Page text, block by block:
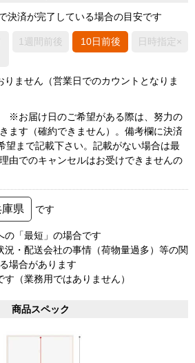
決済が完了している場合の目安です
1週間前後 10日前後 日時指定×
ません（営業日でのカウントとなりま
※お届け日のご希望がある際は、努力の
ます（確約できません）。備考欄に決済
望まで記載下さい。記載がない場合は最
由でのキャンセルはお受けできませんの
県 です
の「最短」の場合です
況・配送会社の事情（荷物量過多）等の関
場合があります
（業務用ではありません）
商品スペック